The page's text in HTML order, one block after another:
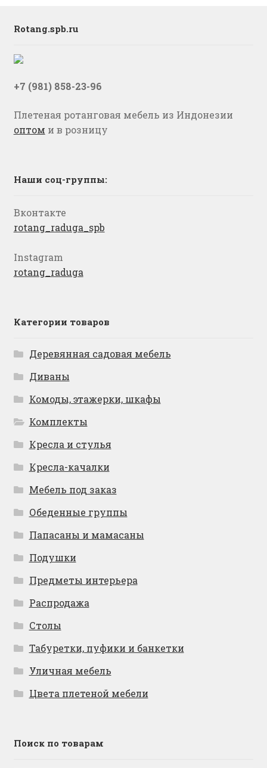
Rotang.spb.ru
+7 (981) 858-23-96
Плетеная ротанговая мебель из Индонезии
оптом и в розницу
Наши соц-группы:
Вконтакте
rotang_raduga_spb
Instagram
rotang_raduga
Категории товаров
Деревянная садовая мебель
Диваны
Комоды, этажерки, шкафы
Комплекты
Кресла и стулья
Кресла-качалки
Мебель под заказ
Обеденные группы
Папасаны и мамасаны
Подушки
Предметы интерьера
Распродажа
Столы
Табуретки, пуфики и банкетки
Уличная мебель
Цвета плетеной мебели
Поиск по товарам